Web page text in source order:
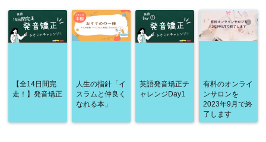
【全14日間完
走！】発音矯正
人生の指針「イ
スラムと仲良く
なれる本」
英語発音矯正チ
ャレンジDay1
有料のオンライ
ンサロンを
2023年9月で終
了します